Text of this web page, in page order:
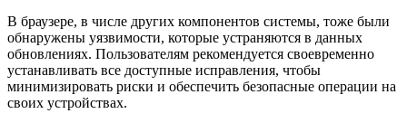
В браузере, в числе других компонентов системы, тоже были
обнаружены уязвимости, которые устраняются в данных
обновлениях. Пользователям рекомендуется своевременно
устанавливать все доступные исправления, чтобы
минимизировать риски и обеспечить безопасные операции на
своих устройствах.